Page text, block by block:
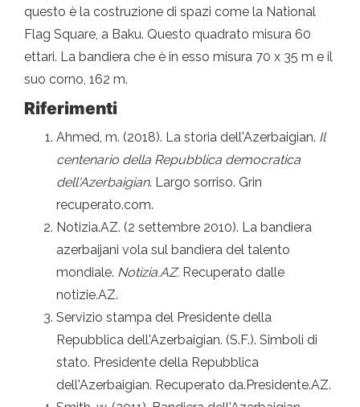
questo è la costruzione di spazi come la National
Flag Square, a Baku. Questo quadrato misura 60
ettari. La bandiera che è in esso misura 70 x 35 m e il
suo corno, 162 m.
Riferimenti
Ahmed, m. (2018). La storia dell'Azerbaigian. Il
centenario della Repubblica democratica
dell'Azerbaigian. Largo sorriso. Grin
recuperato.com.
Notizia.AZ. (2 settembre 2010). La bandiera
azerbaijani vola sul bandiera del talento
mondiale. Notizia.AZ. Recuperato dalle
notizie.AZ.
Servizio stampa del Presidente della
Repubblica dell'Azerbaigian. (S.F.). Simboli di
stato. Presidente della Repubblica
dell'Azerbaigian. Recuperato da.Presidente.AZ.